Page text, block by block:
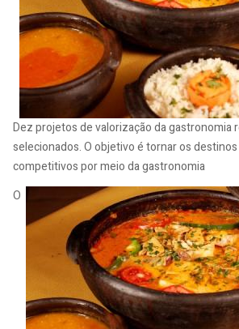
Dez projetos de valorização da gastronomia
selecionados. O objetivo é tornar os
competitivos por meio da gastronomia
O